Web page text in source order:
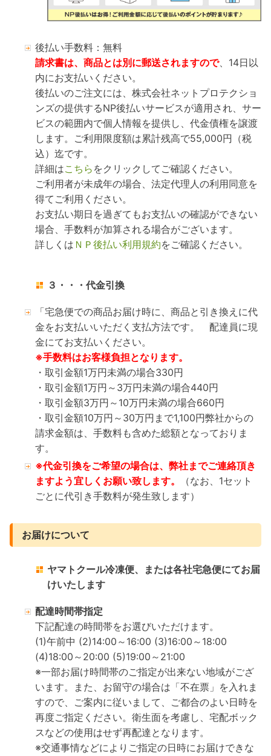
後払い手数料：無料
請求書は、商品とは別に郵送されますので、14日以
内にお支払いください。
後払いのご注文には、株式会社ネットプロテクショ
ンズの提供するNP後払いサービスが適用され、サー
ビスの範囲内で個人情報を提供し、代金債権を譲渡
します。ご利用限度額は累計残高で55,000円（税
込）迄です。
詳細はこちら をクリックしてご確認ください。
ご利用者が未成年の場合、法定代理人の利用同意を
得てご利用ください。
お支払い期日を過ぎてもお支払いの確認ができない
場合、手数料が加算される場合がございます。
詳しくは ＮＰ後払い利用規約をご確認ください。
３・・・代金引換
「宅急便での商品お届け時に、商品と引き換えに代
金をお支払いいただく支払方法です。 配達員に現
金にてお支払いください。
※手数料はお客様負担となります。
・取引金額1万円未満の場合330円
・取引金額1万円～3万円未満の場合440円
・取引金額3万円～10万円未満の場合660円
・取引金額10万円～30万円まで1,100円弊社からの
請求金額は、手数料も含めた総額となっておりま
す。
※代金引換をご希望の場合は、弊社までご連絡頂き
ますよう宜しくお願い致します。
（なお、1セット
ごとに代引き手数料が発生致します）
お届けについて
ヤマトクール冷凍便、または各社宅急便にてお届
けいたします
配達時間帯指定
下記配達の時間帯をお選びいただけます。
(1)午前中 (2)14:00～16:00 (3)16:00～18:00
(4)18:00～20:00 (5)19:00～21:00
※一部お届け時間帯のご指定が出来ない地域がござ
います。また、お留守の場合は「不在票」を入れま
すので、ご案内に従いまして、ご都合のよい日時を
再度ご指定ください。衛生面を考慮し、宅配ボック
スなどの使用はせず再配達となります。
※交通事情などによりご指定の日時にお届けできな